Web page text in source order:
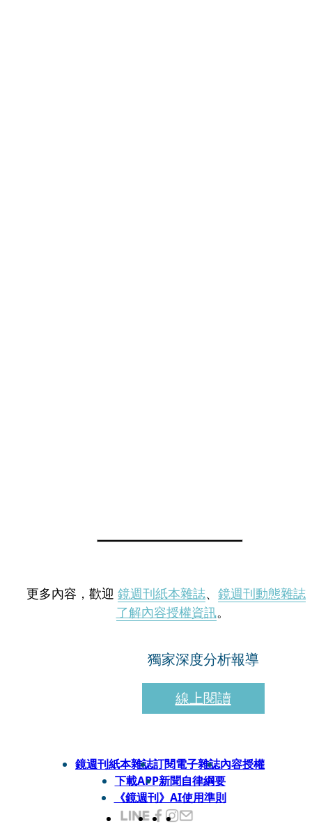
更多內容，歡迎 鏡週刊紙本雜誌、 鏡週刊動態雜誌
了解內容授權資訊。
獨家深度分析報導
線上閱讀
鏡週刊紙本雜誌訂閱電子雜誌內容授權
下載APP新聞自律綱要
《鏡週刊》AI使用準則